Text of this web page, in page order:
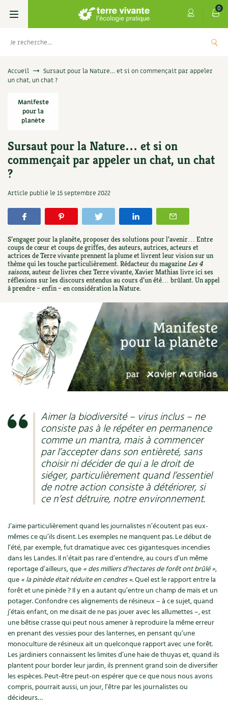
0
Livres
Potager
Techniques de jardinage
Verger, arbres
Petit élevage
Aménagement jardin
Ornement
Biodiversité
Autonomie, bricolage
Santé, bien-être
Médecine douce
Cosmétique bio, soins
Maison écologique
DIY, autonomie
Société, engagement
Cuisine saine
Manger bio
Cures, régimes
Dessert, Boulangerie
Techniques, conservation, organisation
Agenda, calendrier
NOUVEAUTÉS
Feuilleter le catalogue
S’abonner
Se réabonner
Offrir un abonnement
Les numéros
4 saisons
Hors-séries
Archives
Soutenez Les 4 Saisons
Boutique
Graines, semences
Aromatiques
Florales
Médicinales
Originales
Kits de jardinage
Outils de jardin
Accessoires de jardin
Jeux
DVD
Agenda, calendrier
Livres
Le magazineLes 4 saisons
Stages
Cartes cadeau
Cartes cadeau
Centre Terre vivante
Découvrir le Centre
Visiter en famille, entre amis
Programme 2026 du Centre Terre vivante
Avec les enfants
Venir en groupe
Scolaires
Séminaires, entreprises, associations, collectivités…
Les espaces de formation
Dormir à Terre vivante
Infos pratiques
Horaires, tarifs, restauration
Accès
Séjourner en Trièves
Nous contacter
Infos & conseils
Jardin bio
Calendrier des travaux du jardin
Carte climatique
Calendrier lunaire
Potager
Verger
Permaculture et syntropie
Cultiver sous serre
Jardiner en ville
Ornement et aménagement du jardin
Bricolages au jardin
Outils et ustensiles du jardin
Ravageurs et maladies au jardin
Petit élevage
Cuisine saine
Alimentation et nutrition
Recettes de printemps
Recettes par type de plat
Recettes sans gluten
Recettes végétariennes et vegan
Parole libre
La tribune
Édito des4 saisons
Champs d’action – le podcast
Table ronde jardinière
En direct !
Débat d’experts
Nouvelles sur le jardin et l’écologie
Prenez-en de la graine !
Les chroniques de Marie
Forums
Habitat écologique
Cuisine saine
Soins naturels
Les 4 saisons& vous
Questions à la rédaction
Entre abonné·es
Trucs & astuces
Accueil
Sursaut pour la Nature… et si on commençait par appeler
un chat, un chat ?
Manifeste
pour la
planète
Sursaut pour la Nature… et si on
commençait par appeler un chat, un chat
?
Article publié le 15 septembre 2022
S’engager pour la planète, proposer des solutions pour l’avenir… Entre
coups de cœur et coups de griffes, des auteurs, autrices, acteurs et
actrices de Terre vivante prennent la plume et livrent leur vision sur un
thème qui les touche particulièrement. Rédacteur du magazineLes 4
saisons, auteur de livres chez Terre vivante, Xavier Mathias livre ici ses
réflexions sur les discours entendus au cours d’un été… brûlant. Un appel
à prendre – enfin – en considération la Nature.
Aimer la biodiversité – virus inclus – ne
consiste pas à le répéter en permanence
comme un mantra, mais à commencer
par l’accepter dans son entièreté, sans
choisir ni décider de qui a le droit de
siéger, particulièrement quand l’essentiel
de notre action consiste à détériorer, si
ce n’est détruire, notre environnement.
J’aime particulièrement quand les journalistes n’écoutent pas eux-
mêmes ce qu’ils disent. Les exemples ne manquent pas. Le début de
l’été, par exemple, fut dramatique avec ces gigantesques incendies
dans les Landes. Il n’était pas rare d’entendre, au cours d’un même
reportage d’ailleurs, que« des milliers d’hectares de forêt ont brûlé »,
que« la pinède était réduite en cendres ». Quel est le rapport entre la
forêt et une pinède ? Il y en a autant qu’entre un champ de maïs et un
potager. Confondre ces alignements de résineux – à ce sujet, quand
j’étais enfant, on me disait de ne pas jouer avec les allumettes –, est
une bêtise crasse qui peut nous amener à reproduire la même erreur
en prenant des vessies pour des lanternes, en pensant qu’une
monoculture de résineux ait un quelconque rapport avec une forêt.
Les jardiniers connaissent les limites d’une haie de thuyas et, quand ils
plantent pour border leur jardin, ils prennent grand soin de diversifier
les espèces. Peut-être peut-on espérer que ce que nous nous avons
compris, pourrait aussi, un jour, l’être par les journalistes ou
décideurs…
Don pour soutenir Terre vivante